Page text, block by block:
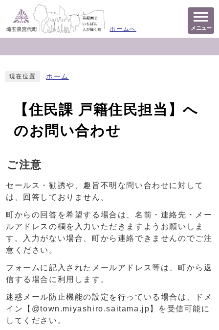
ホームへ メニュー
現在位置 ホーム
【住民課 戸籍住民担当】へ
のお問い合わせ
ご注意
セールス・勧誘や、趣旨不明な問い合わせに対して
は、回答しておりません。
町からの回答を希望する場合は、名前・連絡先・メー
ルアドレスの欄を入力いただきますようお願いしま
す。入力がない場合、町から連絡できませんのでご注
意ください。
フォームに記入されたメールアドレス等は、町から返
信する場合に利用します。
迷惑メール防止機能の設定を行っている場合は、ドメ
イン【@town.miyashiro.saitama.jp】を受信可能に
してください。